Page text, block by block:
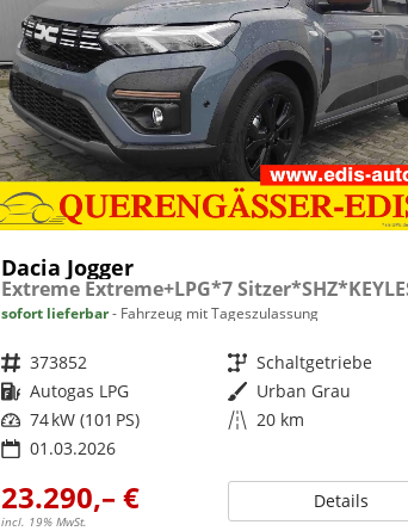
Dacia Jogger
sofort lieferbar Fahrzeug mit Tageszulassung
Fahrzeugnr. 373852 Getriebe Schaltgetriebe
Kraftstoff Autogas LPG Außenfarbe Urban Grau
Leistung 74 kW (101 PS) Kilometerstand 20 km
01.03.2026
23.290,– €
incl. 19% MwSt.
Details